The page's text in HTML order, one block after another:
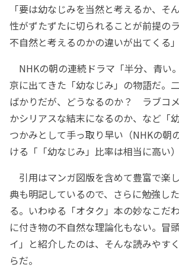
「要は幼なじみを当然と考えるか、そ
性がずたずたに切られることが前提の
不自然と考えるのかの違いが出てくる
NHKの朝の連続ドラマ「半分、青い
京に出てきた「幼なじみ」の物語だ。
ばかりだが、どうなるのか？ ラブコ
かシリアスな結末になるのか、など「
つかみとして手っ取り早い（NHKの朝
ける「「幼なじみ」比率は相当に高い）
引用はマンガ図版を含めて豊富で楽
典も明記しているので、さらに勉強し
る。いわゆる「オタク」本の妙なこだ
に付き物の不自然な理論化もない。冒
イ」と紹介したのは、そんな読みやす
らだ。